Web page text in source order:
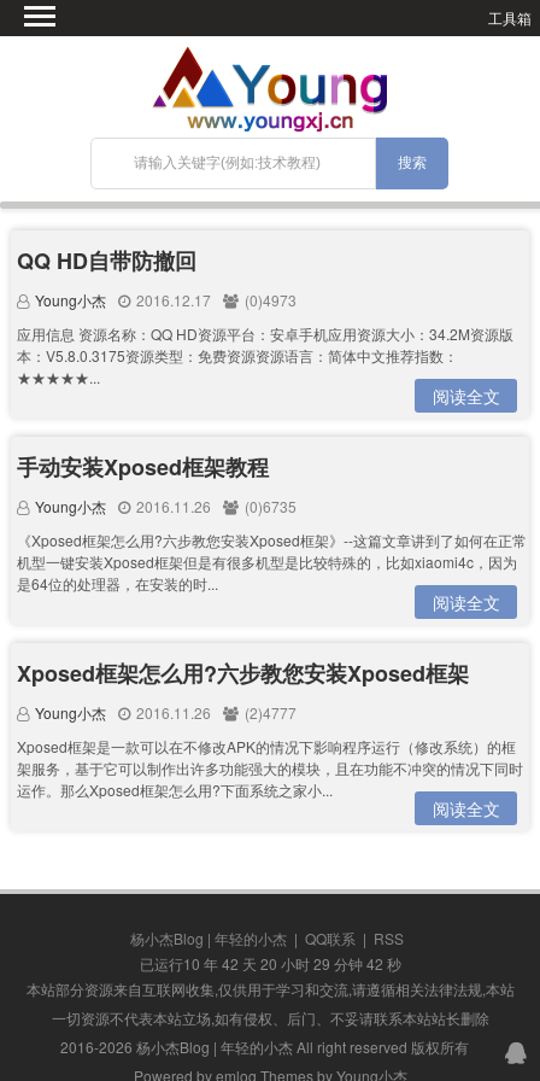
工具箱
网站搭建
关于Blog
宝塔面板
QQ HD自带防撤回
Young小杰 2016.12.17
(0)4973
应用信息 资源名称：QQ HD资源平台：安卓手机应用资源大小：34.2M资源版
本：V5.8.0.3175资源类型：免费资源资源语言：简体中文推荐指数：
★★★★★...
阅读全文
手动安装Xposed框架教程
Young小杰 2016.11.26
(0)6735
《Xposed框架怎么用?六步教您安装Xposed框架》--这篇文章讲到了如何在正常
机型一键安装Xposed框架但是有很多机型是比较特殊的，比如xiaomi4c，因为
是64位的处理器，在安装的时...
阅读全文
Xposed框架怎么用?六步教您安装Xposed框架
Young小杰 2016.11.26
(2)4777
Xposed框架是一款可以在不修改APK的情况下影响程序运行（修改系统）的框
架服务，基于它可以制作出许多功能强大的模块，且在功能不冲突的情况下同时
运作。那么Xposed框架怎么用?下面系统之家小...
阅读全文
杨小杰Blog | 年轻的小杰 | QQ联系 | RSS
已运行10 年 42 天 20 小时 29 分钟 42 秒
本站部分资源来自互联网收集,仅供用于学习和交流,请遵循相关法律法规,本站
一切资源不代表本站立场,如有侵权、后门、不妥请联系本站站长删除
2016-2026 杨小杰Blog | 年轻的小杰 All right reserved 版权所有
Powered by emlog Themes by Young小杰